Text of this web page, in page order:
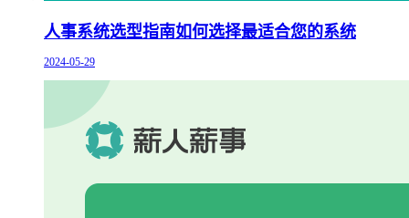
人事系统选型指南如何选择最适合您的系统
2024-05-29